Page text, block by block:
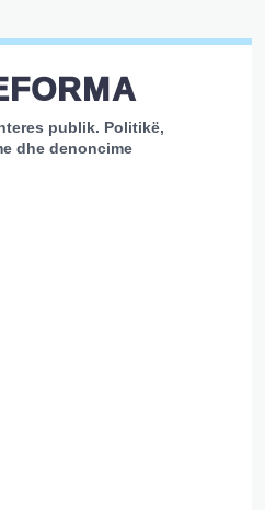
publik. Politikë,
dhe denoncime